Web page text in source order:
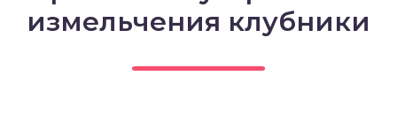
измельчения клубники